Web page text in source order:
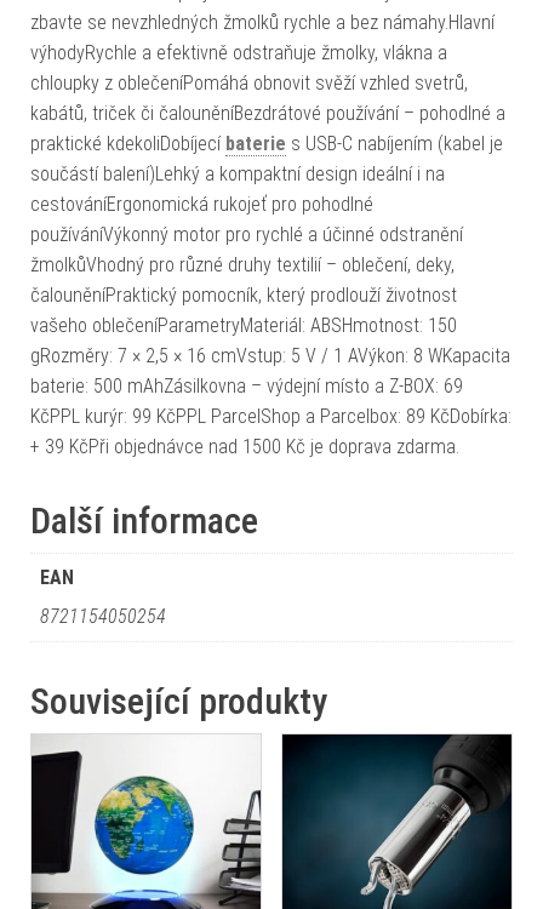
zbavte se nevzhledných žmolků rychle a bez námahy.Hlavní
výhodyRychle a efektivně odstraňuje žmolky, vlákna a
chloupky z oblečeníPomáhá obnovit svěží vzhled svetrů,
kabátů, triček či čalouněníBezdrátové používání – pohodlné a
praktické kdekoliDobíjecí baterie s USB-C nabíjením (kabel je
součástí balení)Lehký a kompaktní design ideální i na
cestováníErgonomická rukojeť pro pohodlné
používáníVýkonný motor pro rychlé a účinné odstranění
žmolkůVhodný pro různé druhy textilií – oblečení, deky,
čalouněníPraktický pomocník, který prodlouží životnost
vašeho oblečeníParametryMateriál: ABSHmotnost: 150
gRozměry: 7 × 2,5 × 16 cmVstup: 5 V / 1 AVýkon: 8 WKapacita
baterie: 500 mAhZásilkovna – výdejní místo a Z-BOX: 69
KčPPL kurýr: 99 KčPPL ParcelShop a Parcelbox: 89 KčDobírka:
+ 39 KčPři objednávce nad 1500 Kč je doprava zdarma.
Další informace
EAN
8721154050254
Související produkty